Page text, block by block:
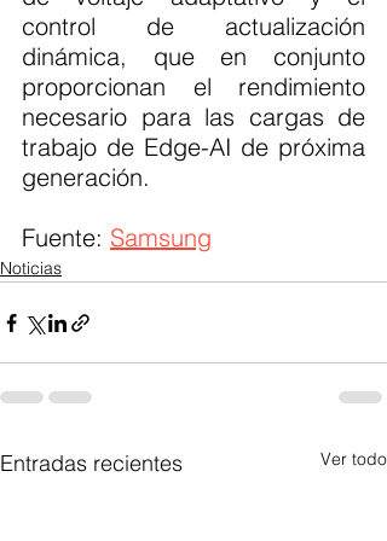
control de actualización
dinámica, que en conjunto
proporcionan el rendimiento
necesario para las cargas de
trabajo de Edge-AI de próxima
generación.
Fuente: Samsung
Noticias
Entradas recientes Ver todo